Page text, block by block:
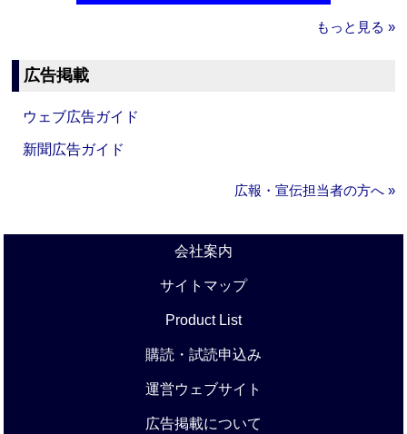
もっと見る »
広告掲載
ウェブ広告ガイド
新聞広告ガイド
広報・宣伝担当者の方へ »
会社案内
サイトマップ
Product List
購読・試読申込み
運営ウェブサイト
広告掲載について